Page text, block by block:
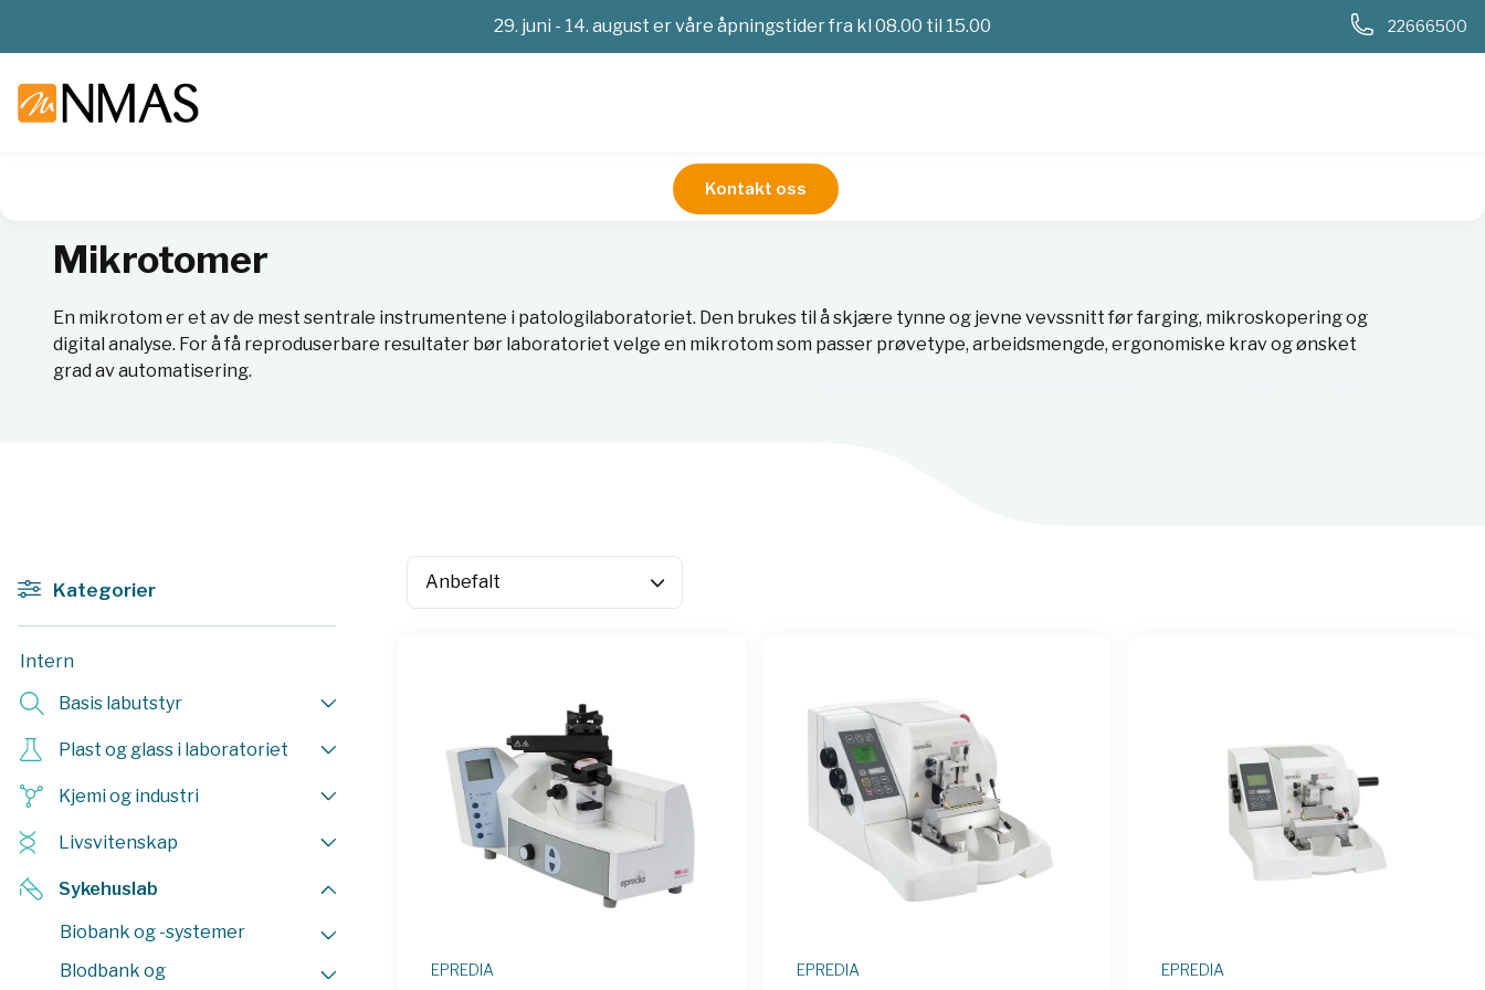
29. juni - 14. august er våre åpningstider fra kl 08.00 til 15.00 22666500
Kontakt oss
Mikrotomer
En mikrotom er et av de mest sentrale instrumentene i patologilaboratoriet. Den brukes til å skjære tynne og jevne vevssnitt før farging, mikroskopering og
digital analyse. For å få reproduserbare resultater bør laboratoriet velge en mikrotom som passer prøvetype, arbeidsmengde, ergonomiske krav og ønsket
grad av automatisering.
Kategorier
Intern
Basis labutstyr
Plast og glass i laboratoriet
Kjemi og industri
Livsvitenskap
Sykehuslab
Biobank og -systemer
Blodbank og
EPREDIA EPREDIA EPREDIA